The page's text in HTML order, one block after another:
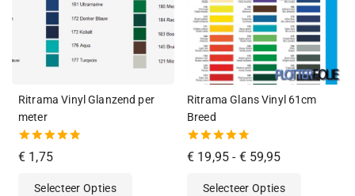
Ritrama Vinyl Glanzend per
meter
4.83
van de 5
€ 1,75
Selecteer Opties
Ritrama Glans Vinyl 61cm
Breed
4.75
van de 5
€ 19,95 - €59,95
Selecteer Opties